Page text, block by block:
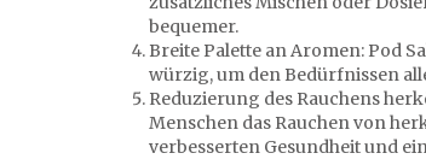
bequemer.
Breite Palette an Aromen: Pod
würzig, um den Bedürfnissen
Reduzierung des Rauchens
Menschen das Rauchen von
verbesserten Gesundheit und